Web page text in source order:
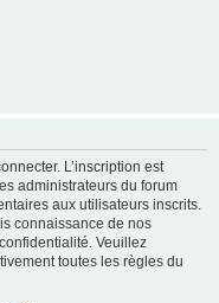
L’inscription est
administrateurs du forum
aux utilisateurs inscrits.
connaissance de nos
Veuillez
toutes les règles du